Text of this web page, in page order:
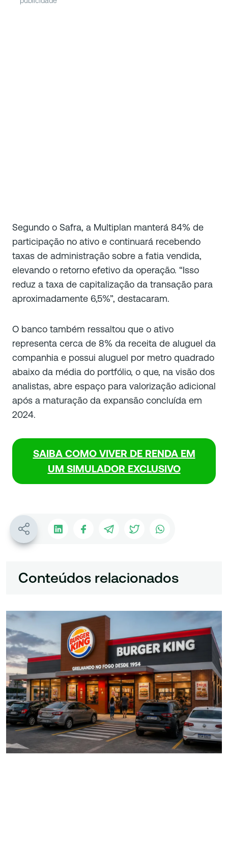
Segundo o Safra, a Multiplan manterá 84% de
participação no ativo e continuará recebendo
taxas de administração sobre a fatia vendida,
elevando o retorno efetivo da operação. “Isso
reduz a taxa de capitalização da transação para
aproximadamente 6,5%”, destacaram.
O banco também ressaltou que o ativo
representa cerca de 8% da receita de aluguel da
companhia e possui aluguel por metro quadrado
abaixo da média do portfólio, o que, na visão dos
analistas, abre espaço para valorização adicional
após a maturação da expansão concluída em
2024.
SAIBA COMO VIVER DE RENDA EM
UM SIMULADOR EXCLUSIVO
Conteúdos relacionados